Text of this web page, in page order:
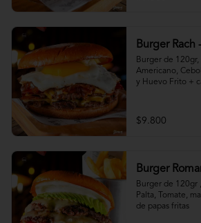
Burger Rach
Burger de
Americano,
y Huevo Frito +
$9.800
Burger
Burger de 120gr
Palta, Tomate,
de papas fritas